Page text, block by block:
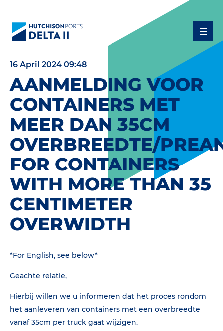
16 April 2024 09:48
AANMELDING VOOR
CONTAINERS MET
MEER DAN 35CM
OVERBREEDTE/
FOR CONTAINERS
WITH MORE THAN 35
CENTIMETER
OVERWIDTH
*For English, see below*
Geachte relatie,
Hierbij willen we u informeren dat het proces rondom
het aanleveren van containers met een overbreedte
vanaf 35cm per truck gaat wijzigen.